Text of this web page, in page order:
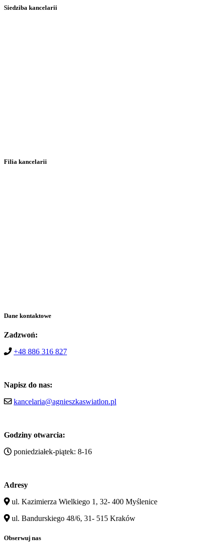
Siedziba kancelarii
Filia kancelarii
Dane kontaktowe
Zadzwoń:
+48 886 316 827
Napisz do nas:
kancelaria@agnieszkaswiatlon.pl
Godziny otwarcia:
poniedziałek-piątek: 8-16
Adresy
ul. Kazimierza Wielkiego 1, 32- 400 Myślenice
ul. Bandurskiego 48/6, 31- 515 Kraków
Obserwuj nas